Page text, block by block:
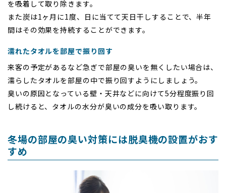
を吸着して取り除きます。
また炭は1ヶ月に1度、日に当てて天日干しすることで、半年
間はその効果を持続することができます。
濡れたタオルを部屋で振り回す
来客の予定があるなど急ぎで部屋の臭いを無くしたい場合は、
濡らしたタオルを部屋の中で振り回すようにしましょう。
臭いの原因となっている壁・天井などに向けて5分程度振り回
し続けると、タオルの水分が臭いの成分を吸い取ります。
冬場の部屋の臭い対策には脱臭機の設置がおす
すめ